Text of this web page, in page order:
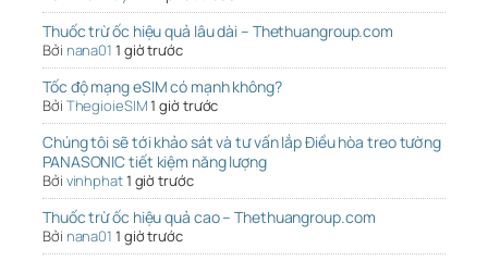
Thuốc trừ ốc hiệu quả lâu dài – Thethuangroup.com
Bởi nana01 1 giờ trước
Tốc độ mạng eSIM có mạnh không?
Bởi ThegioieSIM1 giờ trước
Chúng tôi sẽ tới khảo sát và tư vấn lắp Điều hòa treo tường
PANASONIC tiết kiệm năng lượng
Bởi vinhphat1 giờ trước
Thuốc trừ ốc hiệu quả cao – Thethuangroup.com
Bởi nana01 1 giờ trước